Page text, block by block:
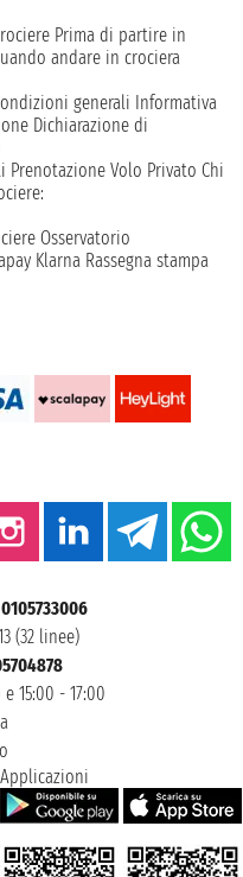
Prima di partire in
andare in crociera
generali Informativa
Dichiarazione di
Prenotazione Volo Privato Chi
Osservatorio
Klarna Rassegna stampa
(32 linee)
15:00 - 17:00
Applicazioni